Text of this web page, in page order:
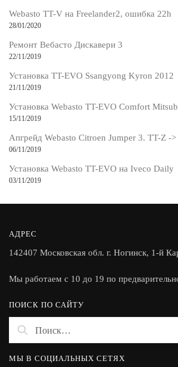
Webasto TT-V на Freelander2, ошибка 22h
28/01/2020
Ремонт Вебасто Дискавери 3
22/11/2019
Установка TT-EVO Ssangyong Kyron 2012
21/11/2019
Установка Webasto TT-EVO Comfort
15/11/2019
Апгрейд Webasto Citroen Jumper 3. TT-Z ->
06/11/2019
Установка Webasto TT-EVO на Iveco Daily
03/11/2019
АДРЕС
142407 Московская обл. г. Ногинск, 1-й
Мы работаем с 10 до 19 по
ПОИСК ПО САЙТУ
Найти:
МЫ В СОЦИАЛЬНЫХ СЕТЯХ